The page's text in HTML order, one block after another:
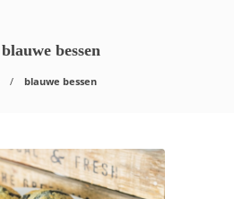
blauwe bessen
blauwe bessen